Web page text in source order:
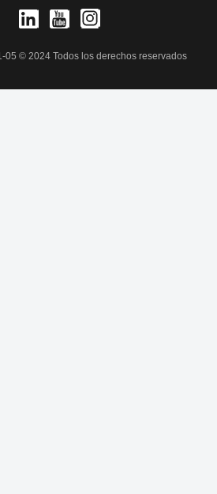
05 © 2024 Todos los derechos reservados